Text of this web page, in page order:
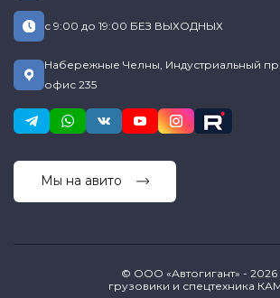
с 9:00 до 19:00 БЕЗ ВЫХОДНЫХ
Набережные Челны, Индустриальный
офис 235
Мы на авито
© ООО «Автогигант» - 2026
грузовики и спецтехника